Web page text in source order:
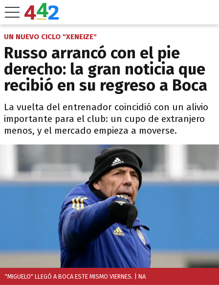
UN NUEVO CICLO "XENEIZE"
Russo arrancó con el pie
derecho: la gran noticia que
recibió en su regreso a Boca
La vuelta del entrenador coincidió con un alivio
importante para el club: un cupo de extranjero
menos, y el mercado empieza a moverse.
"MIGUELO" LLEGÓ A BOCA ESTE MISMO VIERNES. | NA